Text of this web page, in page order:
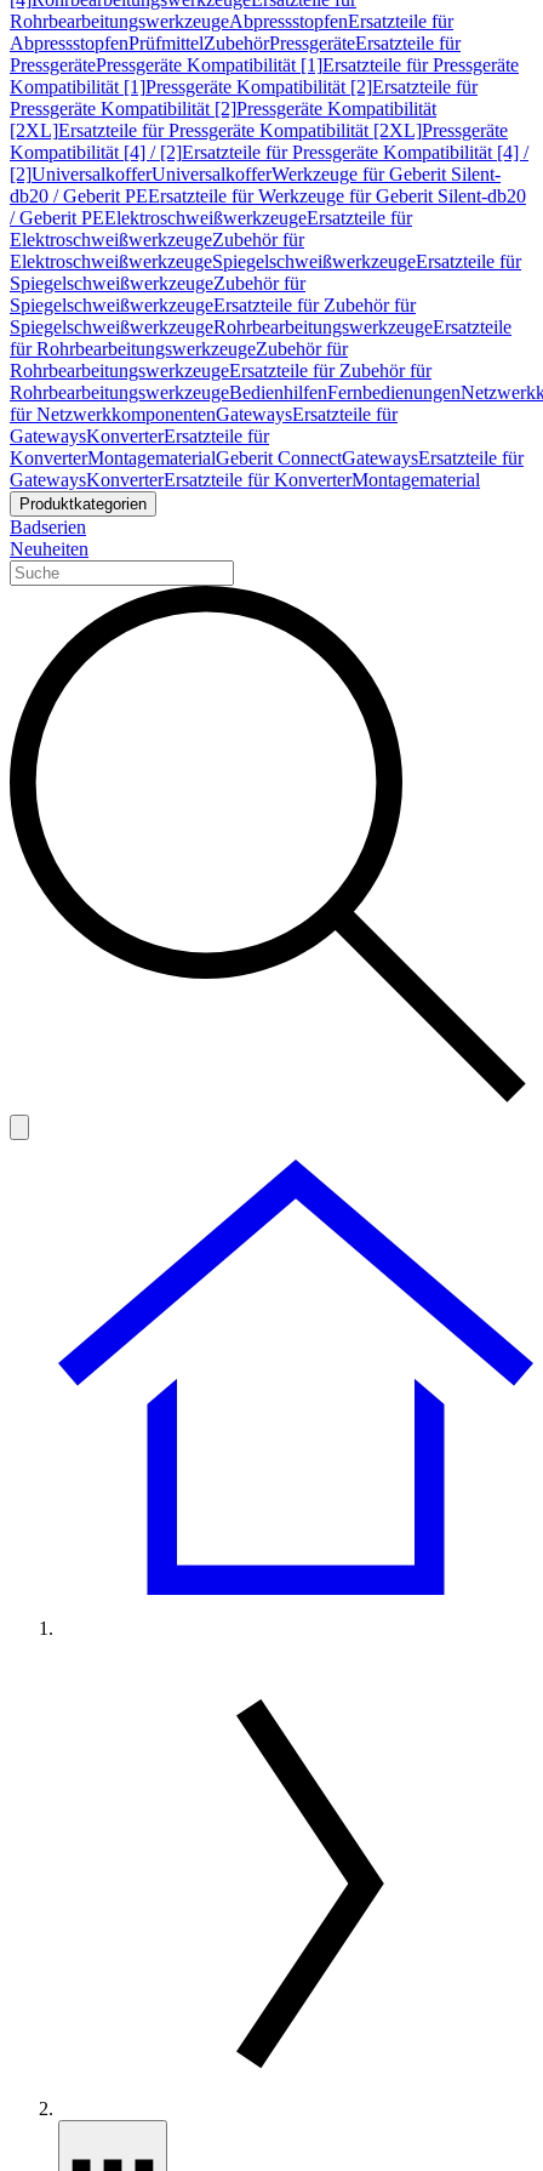
RohrbearbeitungswerkzeugeAbpressstopfenErsatzteile für
AbpressstopfenPrüfmittelZubehörPressgeräteErsatzteile für
PressgerätePressgeräte Kompatibilität [1]Ersatzteile für Pressgeräte
Kompatibilität [1]Pressgeräte Kompatibilität [2]Ersatzteile für
Pressgeräte Kompatibilität [2]Pressgeräte Kompatibilität
[2XL]Ersatzteile für Pressgeräte Kompatibilität [2XL]Pressgeräte
Kompatibilität [4] / [2]Ersatzteile für Pressgeräte Kompatibilität [4] /
[2]UniversalkofferUniversalkofferWerkzeuge für Geberit Silent-
db20 / Geberit PEErsatzteile für Werkzeuge für Geberit Silent-db20
/ Geberit PEElektroschweißwerkzeugeErsatzteile für
ElektroschweißwerkzeugeZubehör für
ElektroschweißwerkzeugeSpiegelschweißwerkzeugeErsatzteile für
SpiegelschweißwerkzeugeZubehör für
SpiegelschweißwerkzeugeErsatzteile für Zubehör für
SpiegelschweißwerkzeugeRohrbearbeitungswerkzeugeErsatzteile
für RohrbearbeitungswerkzeugeZubehör für
RohrbearbeitungswerkzeugeErsatzteile für Zubehör für
RohrbearbeitungswerkzeugeBedienhilfenFernbedienungen
für NetzwerkkomponentenGatewaysErsatzteile für
GatewaysKonverterErsatzteile für
KonverterMontagematerialGeberit ConnectGatewaysErsatzteile für
GatewaysKonverterErsatzteile für KonverterMontagematerial
Produktkategorien
Badserien
Neuheiten